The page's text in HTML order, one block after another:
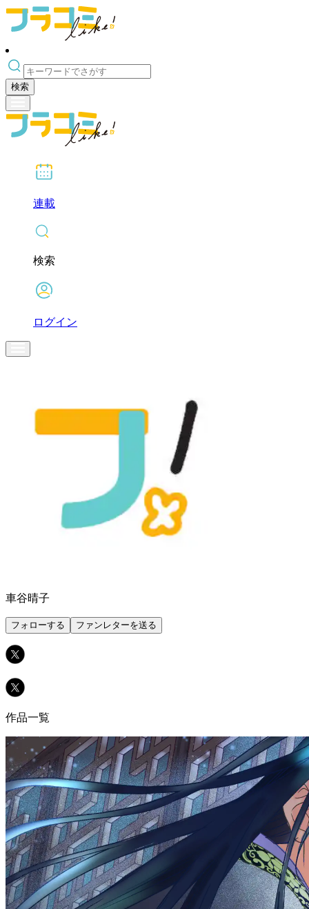
検索
連載
検索
ログイン
車谷晴子
フォローする ファンレターを送る
作品一覧